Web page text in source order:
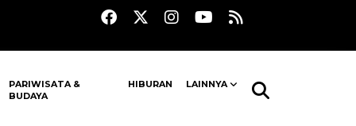
PARIWISATA &
BUDAYA
HIBURAN LAINNYA